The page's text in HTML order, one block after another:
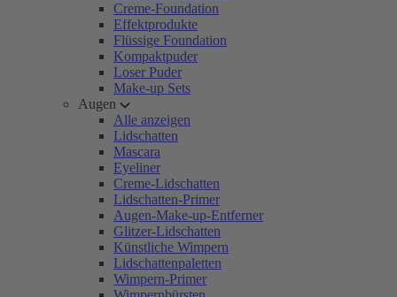
Creme-Foundation
Effektprodukte
Flüssige Foundation
Kompaktpuder
Loser Puder
Make-up Sets
Augen
Alle anzeigen
Lidschatten
Mascara
Eyeliner
Creme-Lidschatten
Lidschatten-Primer
Augen-Make-up-Entferner
Glitzer-Lidschatten
Künstliche Wimpern
Lidschattenpaletten
Wimpern-Primer